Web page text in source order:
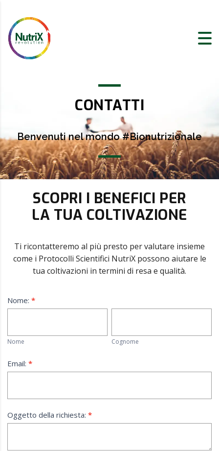
CONTATTI
Benvenuti nel mondo #Bionutrizionale
SCOPRI I BENEFICI PER
LA TUA COLTIVAZIONE
Ti ricontatteremo al più presto per valutare insieme
come i Protocolli Scientifici NutriX possono aiutare le
tua coltivazioni in termini di resa e qualità.
Nome: *
Nome Cognome
Email: *
Oggetto della richiesta: *
Se
sei
essere
umano,
lascia
questo